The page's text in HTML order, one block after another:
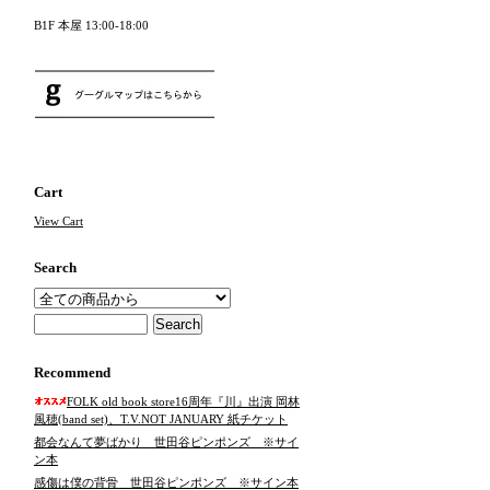
B1F 本屋 13:00-18:00
Cart
View Cart
Search
Recommend
FOLK old book store16周年『川』出演 岡林
風穂(band set)、T.V.NOT JANUARY 紙チケット
都会なんて夢ばかり 世田谷ピンポンズ ※サイ
ン本
感傷は僕の背骨 世田谷ピンポンズ ※サイン本